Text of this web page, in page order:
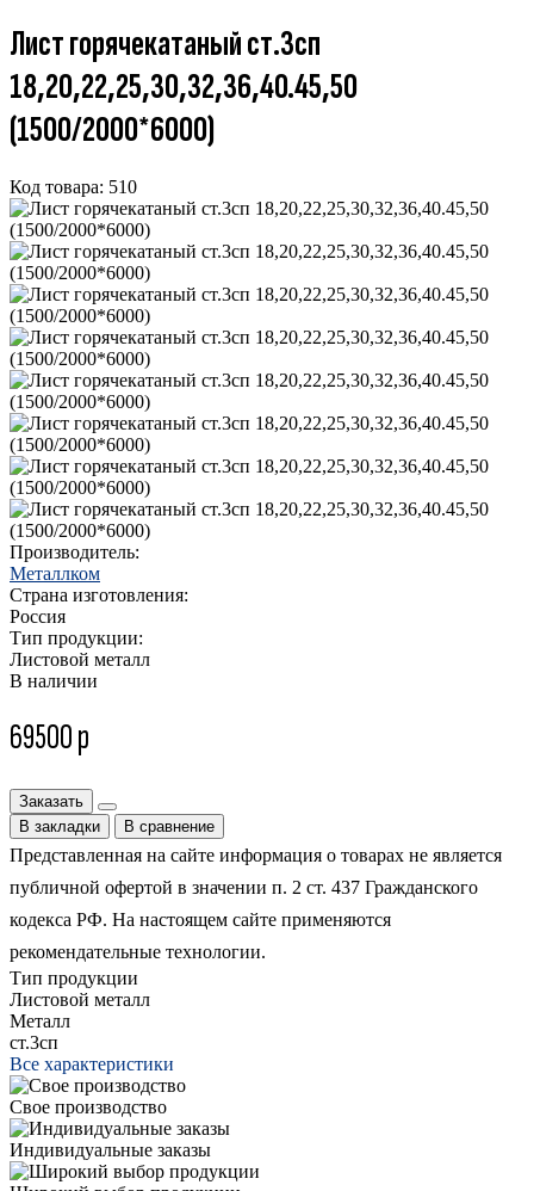
Лист горячекатаный ст.3сп
18,20,22,25,30,32,36,40.45,50
(1500/2000*6000)
Код товара: 510
Производитель:
Металлком
Страна изготовления:
Россия
Тип продукции:
Листовой металл
В наличии
69500 р
Заказать
В закладки
В сравнение
Представленная на сайте информация о товарах не является
публичной офертой в значении п. 2 ст. 437 Гражданского
кодекса РФ. На настоящем сайте применяются
рекомендательные технологии.
Тип продукции
Листовой металл
Металл
ст.3сп
Все характеристики
Свое производство
Индивидуальные заказы